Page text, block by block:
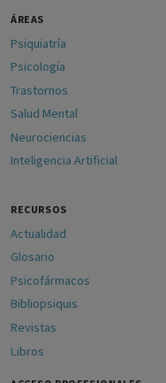
ÁREAS
Psiquiatría
Psicología
Trastornos
Salud Mental
Neurociencias
Inteligencia Artificial
RECURSOS
Actualidad
Glosario
Psicofármacos
Bibliopsiquis
Revistas
Libros